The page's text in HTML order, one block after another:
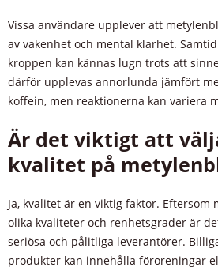
Vissa användare upplever att
av vakenhet och mental klarhet.
kroppen kan kännas lugn trots att
därför upplevas annorlunda jämfört
koffein, men reaktionerna kan variera
Är det viktigt att
kvalitet på
Ja, kvalitet är en viktig faktor.
olika kvaliteter och renhetsgrader är
seriösa och pålitliga leverantörer.
produkter kan innehålla föroreningar